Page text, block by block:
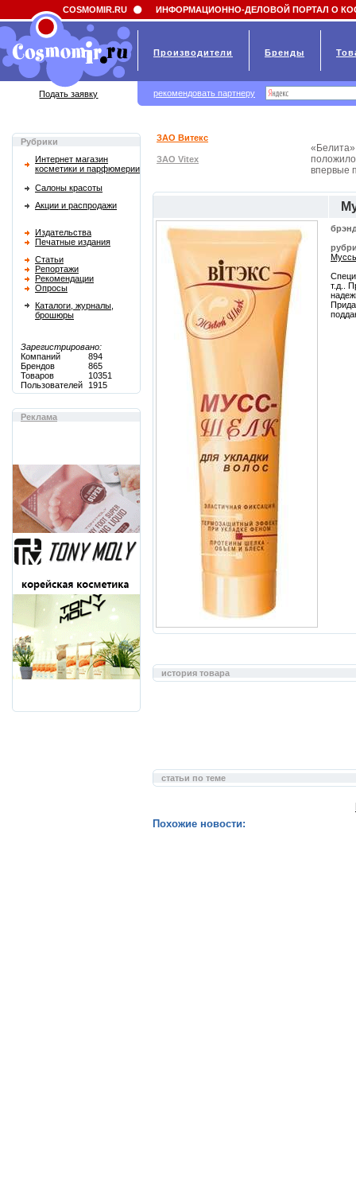
Field 'news_title' doesn't have a default value
Рубрики
Интернет магазин
косметики и парфюмерии
Салоны красоты
Акции и распродажи
Издательства
Печатные издания
Статьи
Репортажи
Рекомендации
Опросы
Каталоги, журналы,
брошюры
Зарегистрировано:
Компаний
894
Брендов
865
Товаров
10351
Пользователей
1915
Реклама
ЗАО Витекс
ЗАО Vitex
«Белита»
положило
впервые
т.д..
история товара
статьи по теме
Похожие новости:
COSMOMIR.RU ИНФОРМАЦИОННО-ДЕЛОВОЙ ПОРТАЛ О
Производители Бренды
Подать заявку рекомендовать партнеру